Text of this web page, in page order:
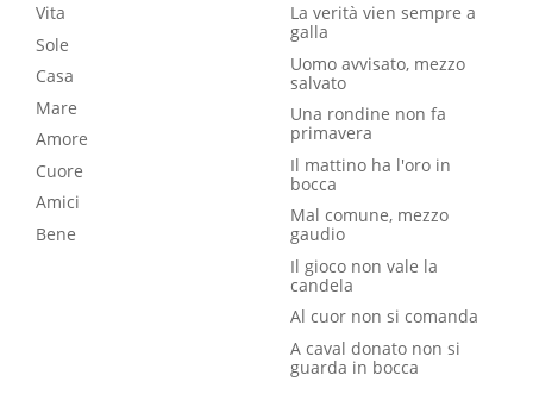
Vita
Sole
Casa
Mare
Amore
Cuore
Amici
Bene
La verità vien sempre a
galla
Uomo avvisato, mezzo
salvato
Una rondine non fa
primavera
Il mattino ha l'oro in
bocca
Mal comune, mezzo
gaudio
Il gioco non vale la
candela
Al cuor non si comanda
A caval donato non si
guarda in bocca